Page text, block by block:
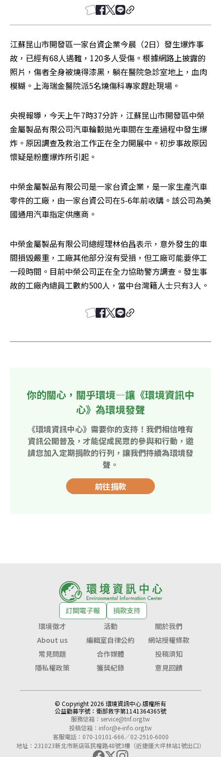
江蘇昆山市開發區一家台資企業今晨（2日）發生爆炸事
故，已經有68人遇難，120多人受傷。根據網路上披露的
照片，傷者全身被燒得漆黑，躺在醫院急診室地上，血肉
模糊。上海瑞金醫院派5名燒傷科專家趕赴現場。
央視報導，今天上午7時37分許，江蘇昆山市開發區中榮
金屬製品有限公司汽車輪轂拋光車間在生產過程中發生爆
炸。原因調查及救治工作正在全力開展中。初步事故原因
懷疑是粉塵爆炸所引起。
中榮金屬製品有限公司是一家台資企業，是一家生產汽車
零件的工廠，由一家台資公司在5-6年前收購。該公司為美
國通用汽車指定供應商。
中榮金屬製品有限公司總經理林伯昌表示，意外發生的車
間損毀嚴重，工廠其他部分沒有受損，但工廠可能要停工
一段時間。目前中榮公司正在全力協助警方調查。發生事
故的工廠內總員工數約500人，當中台灣籍人士只有3人。
你的關心，關乎環境—讓《環境資訊中
心》為環境發聲
《環境資訊中心》需要你的支持！我們相信唯有
資訊公開普及，才能促成民眾的參與和行動，邀
請您加入定期捐款的行列，讓我們持續為環境發
聲。
前往捐款
訂閱電子報
捐款支持
環境徵才
活動
關於我們
About us
編輯室自律公約
網站授權條款
常見問題
合作媒體
投稿須知
隱私權政策
獲獎紀錄 意見回饋
© Copyright 2026 環境資訊中心 版權所有
公益勸募字號： 衛部救字第1141364365號
服務信箱： service@tnf.org.tw
投稿信箱： infor@e-info.org.tw
客服電話：070-10101-666／02-2910-6000
地址：231023新北市新店區民權路48號3樓（近捷運大坪林站1號出口）